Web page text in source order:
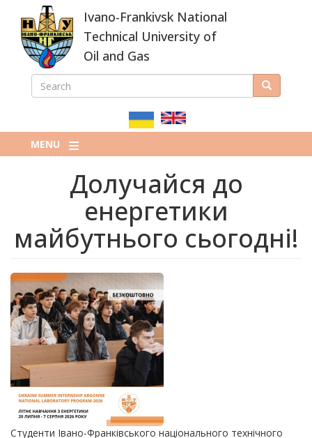
main
content
Ivano-Frankivsk National
Technical University of
Oil and Gas
ПОШУКОВА
SEARCH Search
MENU
Долучайся до
енергетики
майбутнього сьогодні!
Студенти Івано-Франківського національного технічного